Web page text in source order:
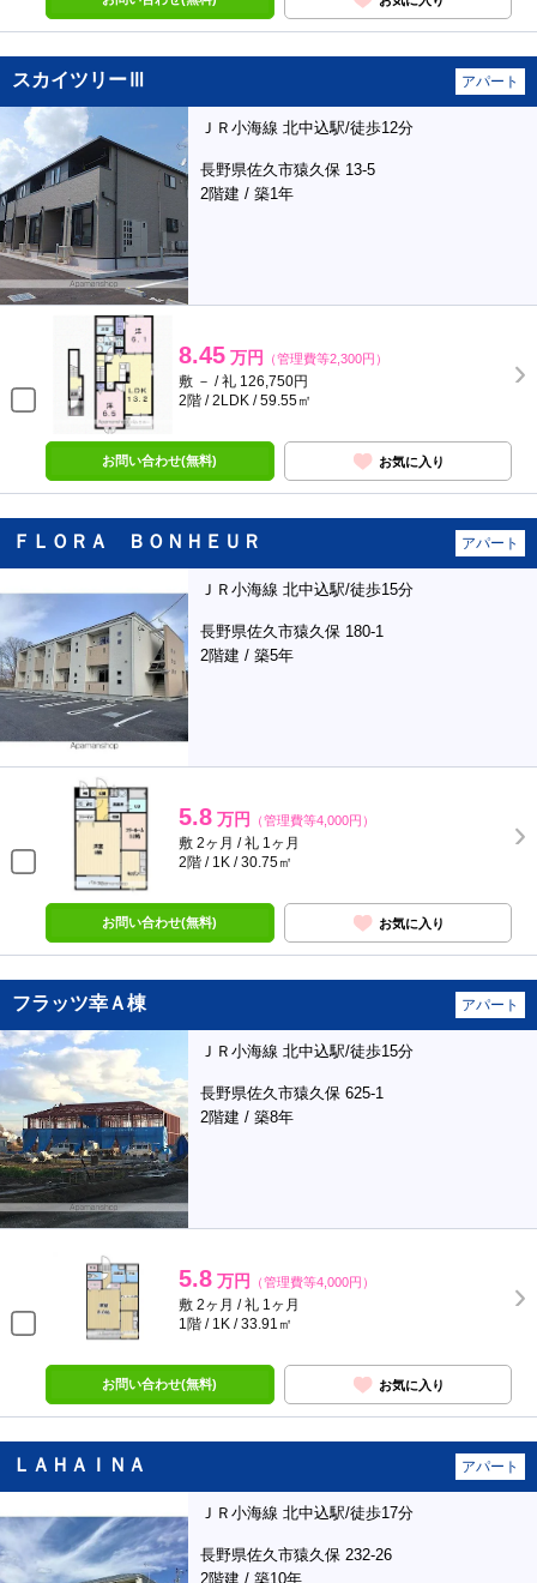
スカイツリーⅢ アパート
ＪＲ小海線 北中込駅/徒歩12分
長野県佐久市猿久保 13-5
2階建 / 築1年
8.45 万円 （管理費等2,300円）
敷 － / 礼 126,750円
2階 / 2LDK / 59.55㎡
お問い合わせ(無料) お気に入り
ＦＬＯＲＡ ＢＯＮＨＥＵＲ アパート
ＪＲ小海線 北中込駅/徒歩15分
長野県佐久市猿久保 180-1
2階建 / 築5年
5.8 万円 （管理費等4,000円）
敷 2ヶ月 / 礼 1ヶ月
2階 / 1K / 30.75㎡
お問い合わせ(無料) お気に入り
フラッツ幸Ａ棟 アパート
ＪＲ小海線 北中込駅/徒歩15分
長野県佐久市猿久保 625-1
2階建 / 築8年
5.8 万円 （管理費等4,000円）
敷 2ヶ月 / 礼 1ヶ月
1階 / 1K / 33.91㎡
お問い合わせ(無料) お気に入り
ＬＡＨＡＩＮＡ アパート
ＪＲ小海線 北中込駅/徒歩17分
長野県佐久市猿久保 232-26
2階建 / 築10年